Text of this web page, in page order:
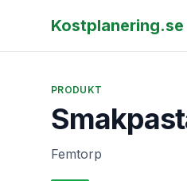
Kostplanering.se
PRODUKT
Femtorp